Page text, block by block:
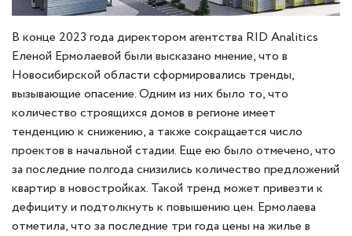
В конце 2023 года директором агентства RID Analitics
Еленой Ермолаевой были высказано мнение, что в
Новосибирской области сформировались тренды,
вызывающие опасение. Одним из них было то, что
количество строящихся домов в регионе имеет
тенденцию к снижению, а также сокращается число
проектов в начальной стадии. Еще ею было отмечено, что
за последние полгода снизились количество предложений
квартир в новостройках. Такой тренд может привезти к
дефициту и подтолкнуть к повышению цен. Ермолаева
отметила, что за последние три года цены на жилье в